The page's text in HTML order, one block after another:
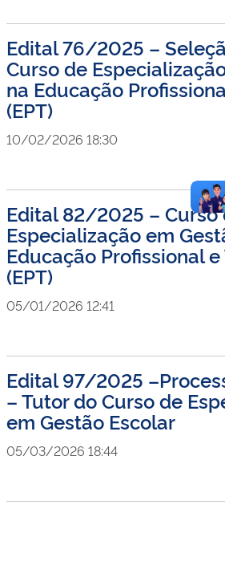
Edital 76/2025 –
Curso de
na Educação
(EPT)
10/02/2026 18:30
Edital 82/2025 – Curso
Especialização em
Educação Profissional
(EPT)
05/01/2026 12:41
Edital 97/2025
– Tutor do Curso de
em Gestão Escolar
05/03/2026 18:44